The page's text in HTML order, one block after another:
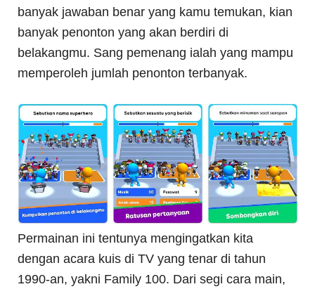
banyak jawaban benar yang kamu temukan, kian
banyak penonton yang akan berdiri di
belakangmu. Sang pemenang ialah yang mampu
memperoleh jumlah penonton terbanyak.
Permainan ini tentunya mengingatkan kita
dengan acara kuis di TV yang tenar di tahun
1990-an, yakni Family 100. Dari segi cara main,